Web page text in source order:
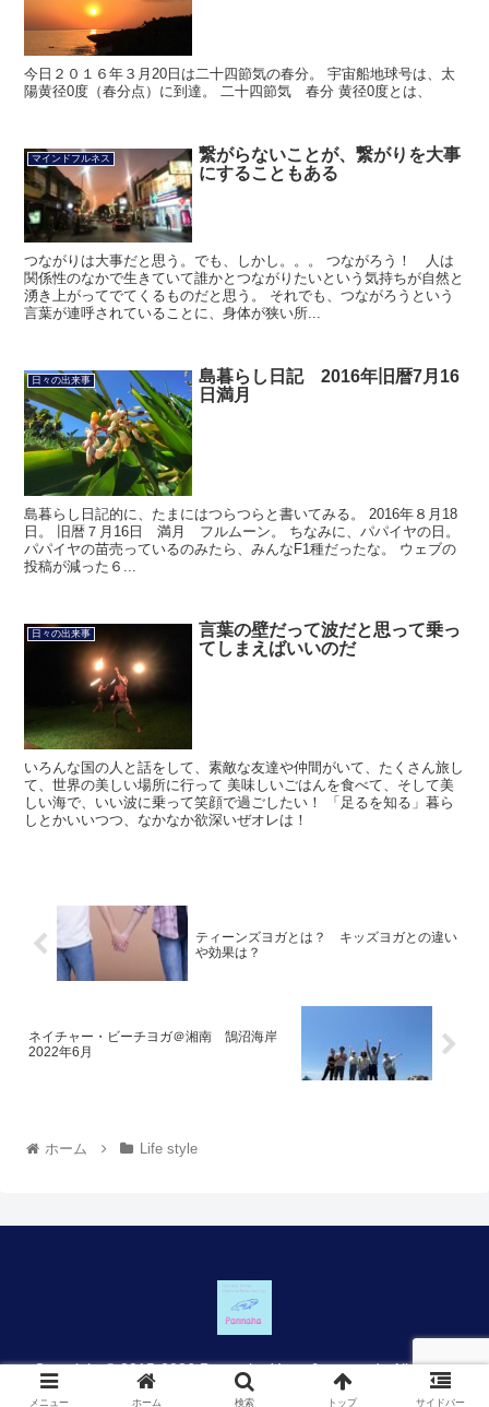
今日２０１６年３月20日は二十四節気の春分。 宇宙船地球号は、太
陽黄径0度（春分点）に到達。 二十四節気 春分 黄径0度とは、
マインドフルネス
繋がらないことが、繋がりを大事
にすることもある
つながりは大事だと思う。でも、しかし。。。 つながろう！ 人は
関係性のなかで生きていて誰かとつながりたいという気持ちが自然と
湧き上がってでてくるものだと思う。 それでも、つながろうという
言葉が連呼されていることに、身体が狭い所...
日々の出来事
島暮らし日記 2016年旧暦7月16
日満月
島暮らし日記的に、たまにはつらつらと書いてみる。 2016年８月18
日。 旧暦７月16日 満月 フルムーン。 ちなみに、パパイヤの日。
パパイヤの苗売っているのみたら、みんなF1種だったな。 ウェブの
投稿が減った６...
日々の出来事
言葉の壁だって波だと思って乗っ
てしまえばいいのだ
いろんな国の人と話をして、素敵な友達や仲間がいて、たくさん旅し
て、世界の美しい場所に行って 美味しいごはんを食べて、そして美
しい海で、いい波に乗って笑顔で過ごしたい！ 「足るを知る」暮ら
しとかいいつつ、なかなか欲深いぜオレは！
ティーンズヨガとは？ キッズヨガとの違い
や効果は？
ネイチャー・ビーチヨガ＠湘南 鵠沼海岸
2022年6月
ホーム Life style
Copyright © 2015-2026 Panmaha Yoga & ayurveda All Rights
Reserved.
メニュー ホーム 検索 トップ サイドバー